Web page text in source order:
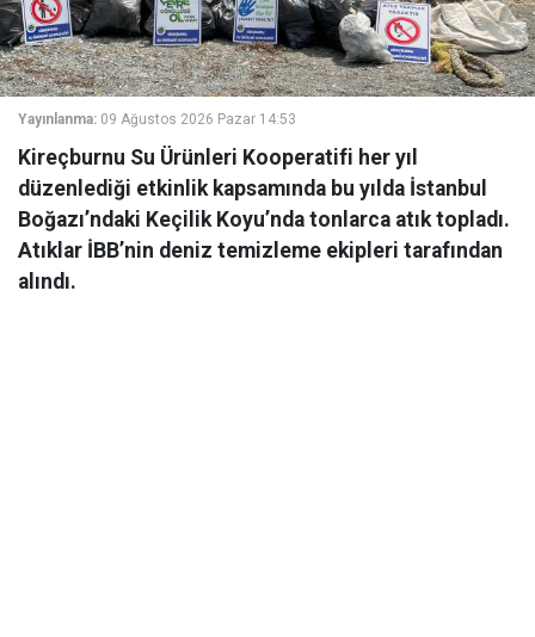
Yayınlanma: 09 Ağustos 2026 Pazar 14:53
Kireçburnu Su Ürünleri Kooperatifi her yıl
düzenlediği etkinlik kapsamında bu yılda İstanbul
Boğazı’ndaki Keçilik Koyu’nda tonlarca atık topladı.
Atıklar İBB’nin deniz temizleme ekipleri tarafından
alındı.